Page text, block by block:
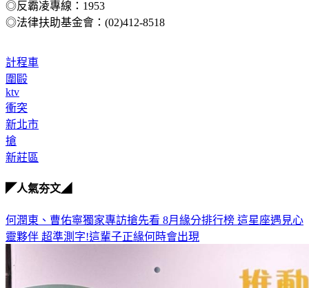
◎反霸凌專線：1953
◎法律扶助基金會：(02)412-8518
計程車
圍毆
ktv
衝突
新北市
搶
新莊區
◤人氣夯文◢
何潤東、曹佑寧獨家專訪搶先看 8月緣分排行榜 這星座遇見心
靈夥伴 超準測字!這輩子正緣何時會出現